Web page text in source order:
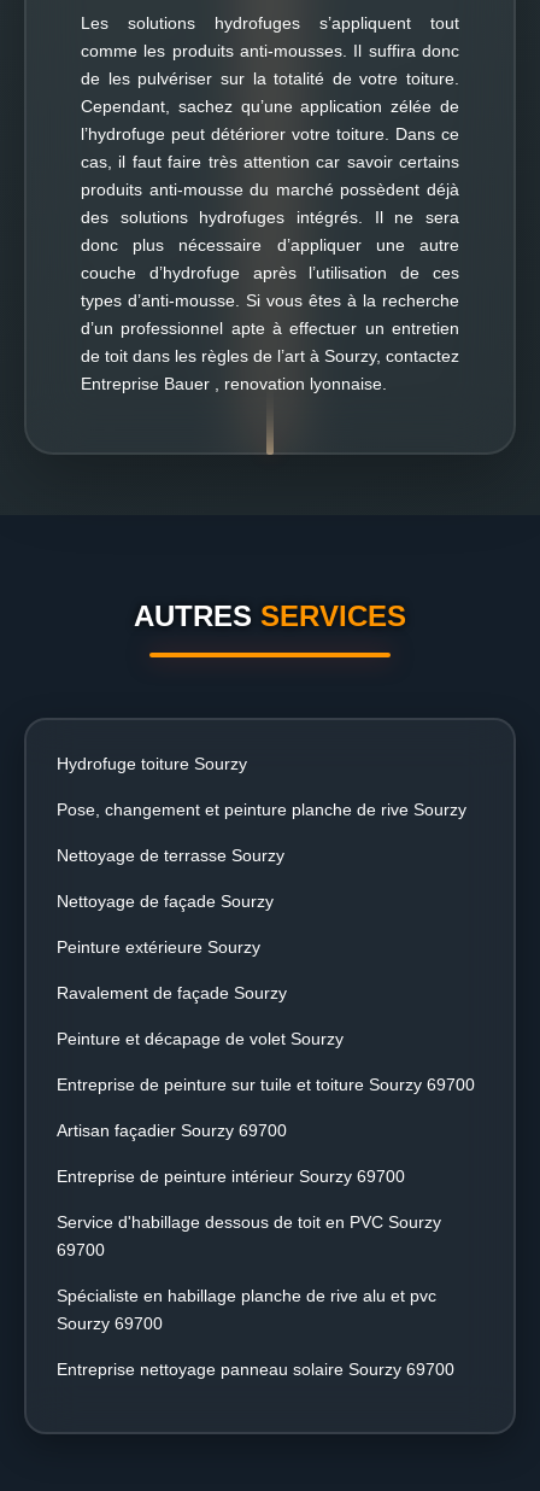
Les solutions hydrofuges s’appliquent tout
comme les produits anti-mousses. Il suffira donc
de les pulvériser sur la totalité de votre toiture.
Cependant, sachez qu’une application zélée de
l’hydrofuge peut détériorer votre toiture. Dans ce
cas, il faut faire très attention car savoir certains
produits anti-mousse du marché possèdent déjà
des solutions hydrofuges intégrés. Il ne sera
donc plus nécessaire d’appliquer une autre
couche d’hydrofuge après l’utilisation de ces
types d’anti-mousse. Si vous êtes à la recherche
d’un professionnel apte à effectuer un entretien
de toit dans les règles de l’art à Sourzy, contactez
Entreprise Bauer , renovation lyonnaise.
AUTRES SERVICES
Hydrofuge toiture Sourzy
Pose, changement et peinture planche de rive Sourzy
Nettoyage de terrasse Sourzy
Nettoyage de façade Sourzy
Peinture extérieure Sourzy
Ravalement de façade Sourzy
Peinture et décapage de volet Sourzy
Entreprise de peinture sur tuile et toiture Sourzy 69700
Artisan façadier Sourzy 69700
Entreprise de peinture intérieur Sourzy 69700
Service d'habillage dessous de toit en PVC Sourzy
69700
Spécialiste en habillage planche de rive alu et pvc
Sourzy 69700
Entreprise nettoyage panneau solaire Sourzy 69700